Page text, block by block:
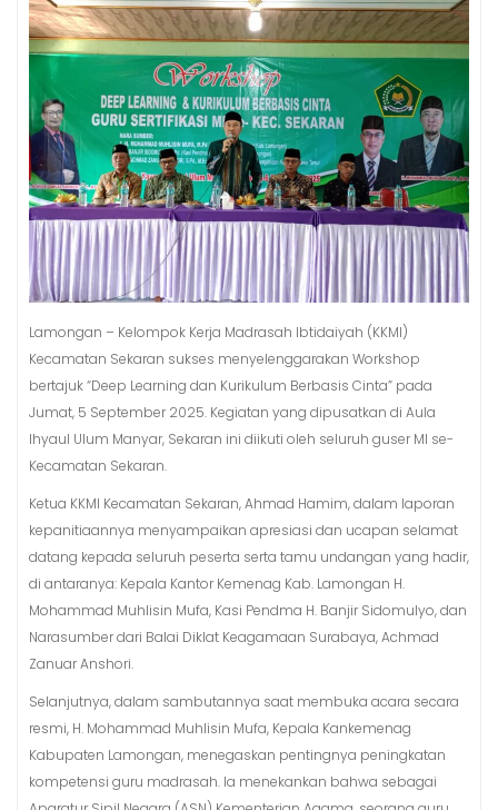
Lamongan – Kelompok Kerja Madrasah Ibtidaiyah (KKMI)
Kecamatan Sekaran sukses menyelenggarakan Workshop
bertajuk “Deep Learning dan Kurikulum Berbasis Cinta” pada
Jumat, 5 September 2025. Kegiatan yang dipusatkan di Aula
Ihyaul Ulum Manyar, Sekaran ini diikuti oleh seluruh guser MI se-
Kecamatan Sekaran.
Ketua KKMI Kecamatan Sekaran, Ahmad Hamim, dalam laporan
kepanitiaannya menyampaikan apresiasi dan ucapan selamat
datang kepada seluruh peserta serta tamu undangan yang hadir,
di antaranya: Kepala Kantor Kemenag Kab. Lamongan H.
Mohammad Muhlisin Mufa, Kasi Pendma H. Banjir Sidomulyo, dan
Narasumber dari Balai Diklat Keagamaan Surabaya, Achmad
Zanuar Anshori.
Selanjutnya, dalam sambutannya saat membuka acara secara
resmi, H. Mohammad Muhlisin Mufa, Kepala Kankemenag
Kabupaten Lamongan, menegaskan pentingnya peningkatan
kompetensi guru madrasah. Ia menekankan bahwa sebagai